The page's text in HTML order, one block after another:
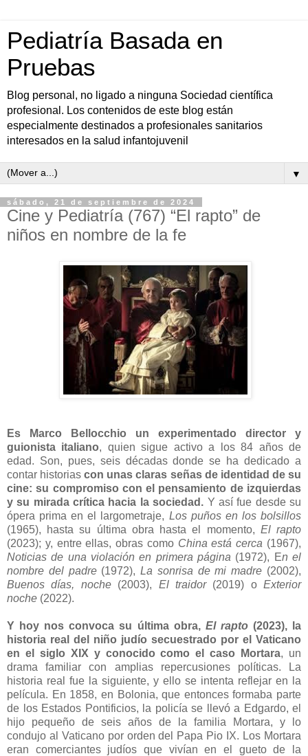
Pediatría Basada en
Pruebas
Blog personal, no ligado a ninguna Sociedad científica
profesional. Los contenidos de este blog están
especialmente destinados a profesionales sanitarios
interesados en la salud infantojuvenil
▼
sábado, 21 de septiembre de 2024
Cine y Pediatría (767) “El rapto” de
niños en nombre de la fe
Es Marco Bellocchio un experimentado director y
guionista italiano, quien sigue activo a los 84 años de
edad. Son, pues, seis décadas donde se ha dedicado a
contar historiascon unas claras señas de identidad de su
cine: su compromiso con el pensamiento de izquierdas
y su mirada crítica hacia la sociedad. Y así fue desde su
ópera prima en el largometraje, Los puños en los bolsillos
(1965), hasta su última obra hasta el momento, El rapto
(2023); y, entre ellas, obras como China está cerca (1967),
Noticias de una violación en primera página (1972), En el
nombre del padre(1972),La sonrisa de mi madre (2002),
Buenos días, noche(2003), El traidor(2019) o Exterior
noche (2022).
Y hoy nos convoca su última obra, El rapto(2023), la
historia real del niño judío secuestrado por el Vaticano
en el siglo XIX y conocido como el caso Mortara, un
drama familiar con amplias repercusiones políticas. La
historia real fue la siguiente, y ello se intenta reflejar en la
película. En 1858, en Bolonia, que entonces formaba parte
de los Estados Pontificios, la policía se llevó a Edgardo, el
hijo pequeño de seis años de la familia Mortara, y lo
condujo al Vaticano por orden del Papa Pio IX. Los Mortara
eran comerciantes judíos que vivían en el gueto de la